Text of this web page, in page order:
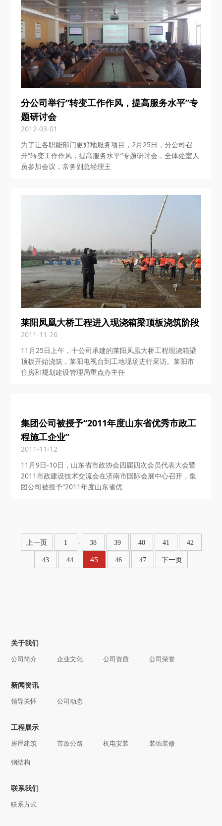
分公司举行“转变工作作风，提高服务水平”专
题研讨会
2012-03-01
为了让各职能部门更好地服务项目，2月25日，分公司召
开“转变工作作风，提高服务水平”专题研讨会，全体处室人
员参加会议，常务副总经理王
莱阳凤凰大桥工程进入现浇箱梁顶板浇筑阶段
2011-11-26
11月25日上午，十公司承建的莱阳凤凰大桥工程现浇箱梁
顶板开始浇筑，莱阳电视台到工地现场进行采访。莱阳市
住房和规划建设管理局重点办主任
集团公司被授予“2011年度山东省优秀市政工
程施工企业”
2011-11-12
11月9日-10日，山东省市政协会四届四次会员代表大会暨
2011市政建设技术交流会在济南市国际会展中心召开，集
团公司被授予“2011年度山东省优
上一页 1 38 39 40 41 42
43 44 45 46 47 下一页
关于我们
公司简介 企业文化 公司资质 公司荣誉
新闻资讯
领导关怀 公司动态
工程展示
房屋建筑 市政公路 机电安装 装饰装修
钢结构
联系我们
联系方式